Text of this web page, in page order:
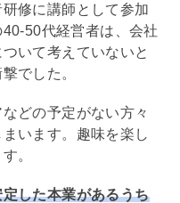
修に講師として参加
50代経営者は、会社
いて考えていないと
でした。
どの予定がない方々
います。趣味を楽し
。
定した本業があるうち